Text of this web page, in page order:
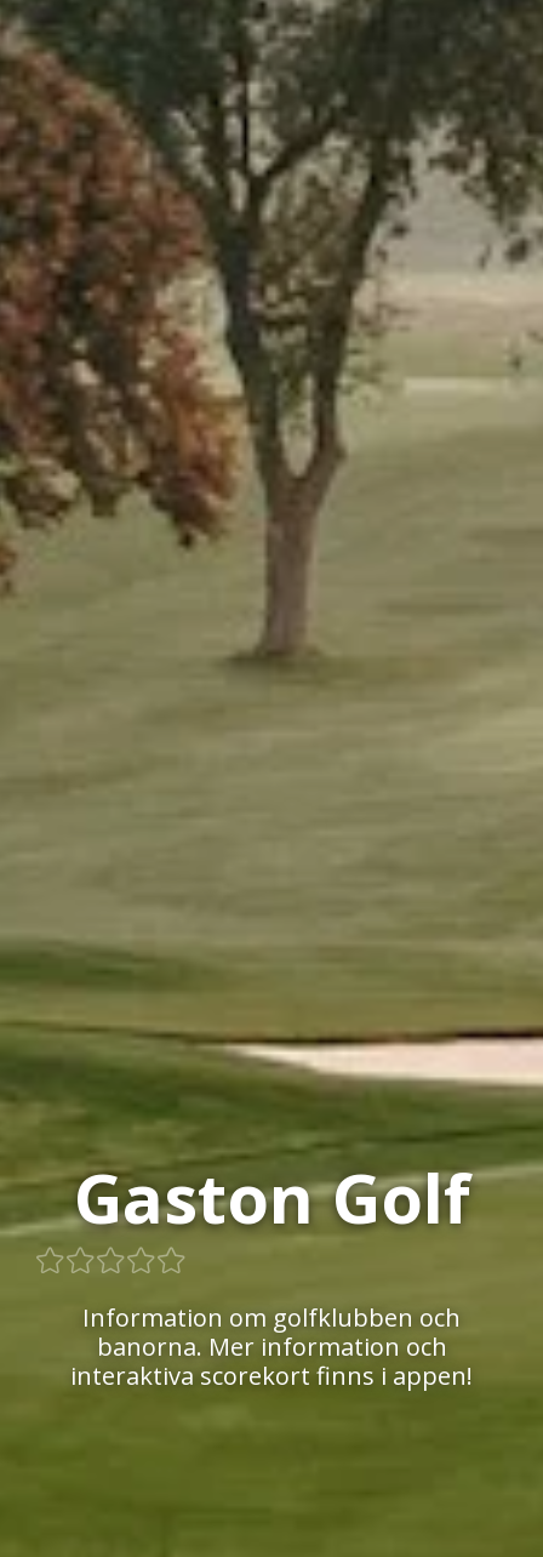
Gaston Golf
Information om golfklubben och
banorna. Mer information och
interaktiva scorekort finns i appen!